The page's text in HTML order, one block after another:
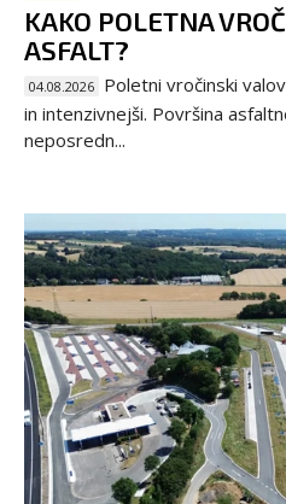
KAKO POLETNA
ASFALT?
04.08.2026 Poletni vročinski
in intenzivnejši. Površina
neposredn...